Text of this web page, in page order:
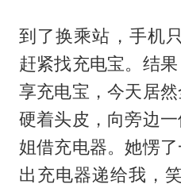
到了换乘站，手机
赶紧找充电宝。结
享充电宝，今天居
硬着头皮，向旁边
姐借充电器。她愣
出充电器递给我，